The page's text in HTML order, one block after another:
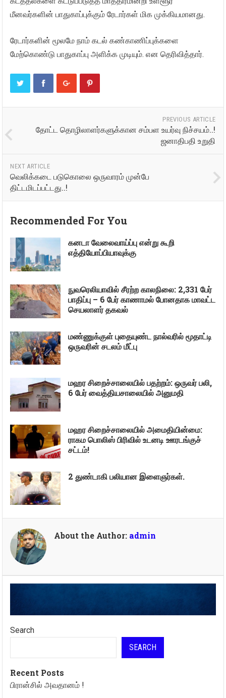
மீனவர்களின் பாதுகாப்புக்கும் ரேடார்கள் மிக முக்கியமானது.
ரேடார்களின் மூலமே நாம் கடல் கண்காணிப்புக்களை
மேற்கொண்டு பாதுகாப்பு அளிக்க முடியும். என தெரிவித்தார்.
PREVIOUS ARTICLE
தோட்ட தொழிலாளர்களுக்கான சம்பள உயர்வு நிச்சயம்..!
ஜனாதிபதி உறுதி
NEXT ARTICLE
வெலிக்கடை படுகொலை ஒருவாரம் முன்பே
திட்டமிடப்பட்டது..!
Recommended For You
கனடா வேலைவாய்ப்பு என்று கூறி
எத்தியோப்பியாவுக்கு
நுவரெலியாவில் சீரற்ற காலநிலை: 2,331 பேர்
பாதிப்பு – 6 பேர் காணாமல் போனதாக மாவட்ட
செயலாளர் தகவல்
மண்ணுக்குள் புதையுண்ட நால்வரில் மூதாட்டி
ஒருவரின் சடலம் மீட்பு
மஹர சிறைச்சாலையில் பதற்றம்: ஒருவர் பலி,
6 பேர் வைத்தியசாலையில் அனுமதி
மஹர சிறைச்சாலையில் அமைதியின்மை:
ராகம பொலிஸ் பிரிவில் உடனடி ஊரடங்குச்
சட்டம்!
2 துண்டாகி பலியான இளைஞர்கள்.
About the Author: admin
Search
SEARCH
Recent Posts
பிரான்சில் அவதானம் !